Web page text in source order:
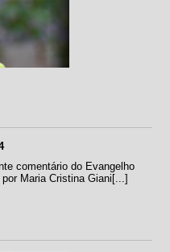
comentário do Evangelho
Maria Cristina Giani[...]